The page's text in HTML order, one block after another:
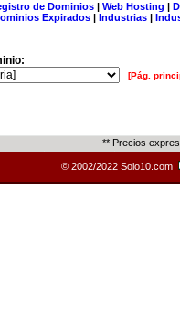
de Dominios| Web Hosting |
Expirados | Industrias |
[Pág.
** Precios
© 2002/2022 Solo10.com